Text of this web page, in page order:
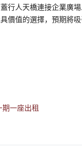
行人天橋連接企業廣
價值的選擇，預期將吸
一座出租